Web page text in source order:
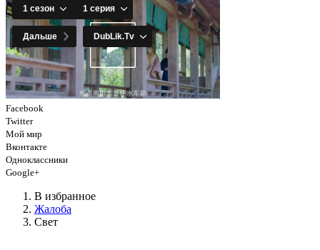
Facebook
Twitter
Мой мир
Вконтакте
Одноклассники
Google+
В избранное
Жалоба
Свет